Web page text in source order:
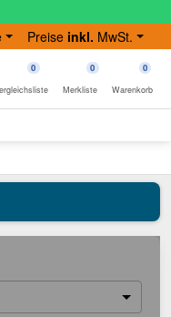
Preise inkl. MwSt.
0 0
Merkliste
0
Warenkorb